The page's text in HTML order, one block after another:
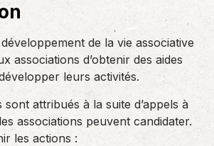
de la vie associative
associations d’obtenir des aides
leurs activités.
sont attribués à la suite d’appels à
associations peuvent candidater.
les actions :